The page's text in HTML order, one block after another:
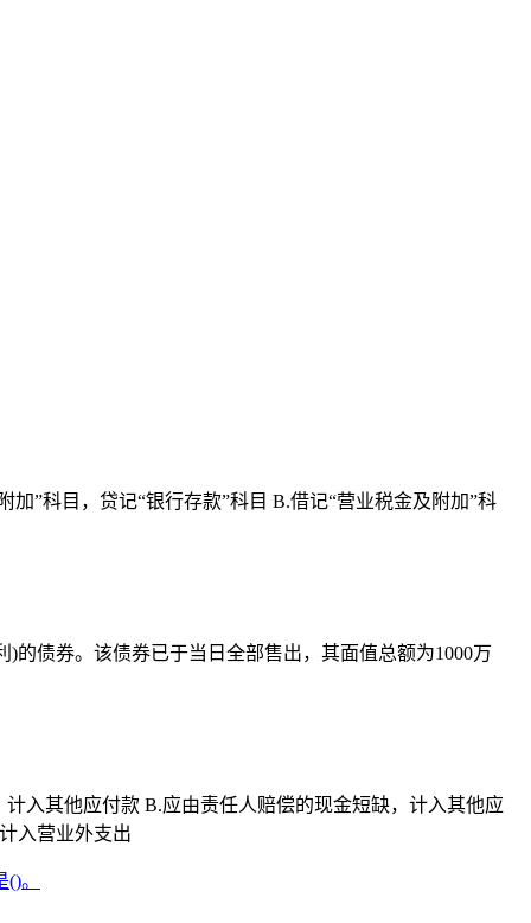
”科目，贷记“银行存款”科目 B.借记“营业税金及附加”科
的债券。该债券已于当日全部售出，其面值总额为1000万
入其他应付款 B.应由责任人赔偿的现金短缺，计入其他应
入营业外支出
。